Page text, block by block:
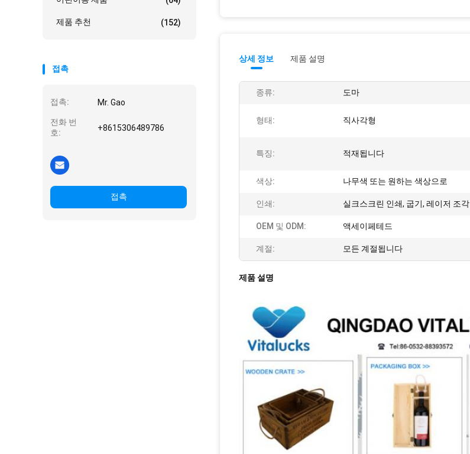
제품 추천 (152)
접촉
접촉: Mr. Gao
전화 번
호:
+8615306489786
접촉
상세 정보 제품 설명
종류: 도마
형태: 직사각형
특징: 적재됩니다
색상: 나무색 또는 원하는 색상으로
인쇄: 실크스크린 인쇄, 굽기, 레이저 조각
OEM 및 ODM: 액세이페테드
계절: 모든 계절됩니다
제품 설명